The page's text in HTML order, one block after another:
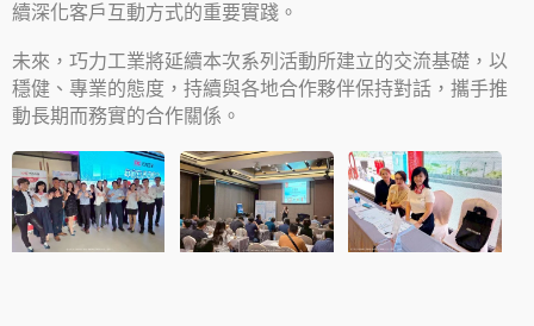
續深化客戶互動方式的重要實踐。
未來，巧力工業將延續本次系列活動所建立的交流基礎，以
穩健、專業的態度，持續與各地合作夥伴保持對話，攜手推
動長期而務實的合作關係。